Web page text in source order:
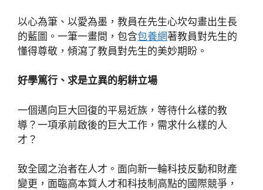
以心為筆、以愛為墨，教員在先生心坎勾畫出生長
的藍圖。一筆一畫間，包含包養網著教員對先生的
懂得尊敬，傾瀉了教員對先生的美妙期盼。
好學篤行、求是立異的躬耕立場
一個邁向巨大回復的平易近族，等待什么樣的教
導？一項承前啟後的巨大工作，需求什么樣的人
才？
致全國之治者在人才。面向新一輪科技反動和財產
變更，面臨高本質人才和科技制高點的國際競爭，